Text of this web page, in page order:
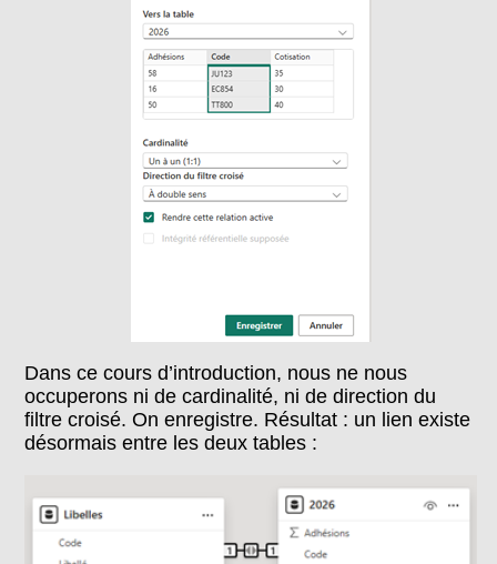
Dans ce cours d’introduction, nous ne nous
occuperons ni de cardinalité, ni de direction du
filtre croisé. On enregistre. Résultat : un lien existe
désormais entre les deux tables :